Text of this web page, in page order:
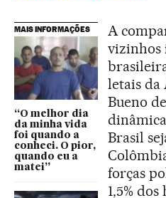
MAIS INFORMAÇÕES
“O melhor dia
da minha vida
foi quando a
conheci. O pior,
quando eu a
matei”
A
vizinhos
letais da
Bueno
Brasil
forças
1,5%